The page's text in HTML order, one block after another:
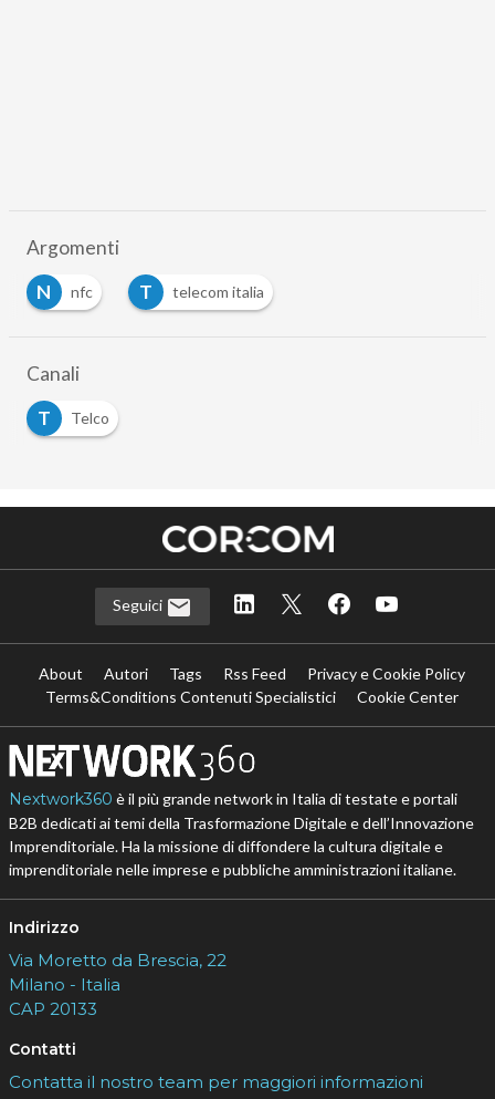
Argomenti
N
nfc T telecom italia
Canali
T
Telco
Seguici
About Autori Tags Rss Feed
Privacy e Cookie Policy
Terms&Conditions Contenuti Specialistici
Cookie Center
Nextwork360 è il più grande network in Italia di testate e portali
B2B dedicati ai temi della Trasformazione Digitale e dell’Innovazione
Imprenditoriale. Ha la missione di diffondere la cultura digitale e
imprenditoriale nelle imprese e pubbliche amministrazioni italiane.
Indirizzo
Via Moretto da Brescia, 22
Milano - Italia
CAP 20133
Contatti
Contatta il nostro team per maggiori informazioni